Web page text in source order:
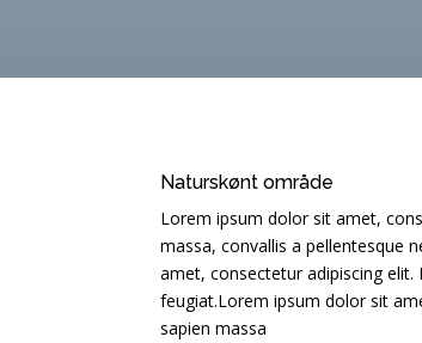
Naturskønt område
Lorem ipsum dolor sit amet,
massa, convallis a pellentesque
amet, consectetur adipiscing
feugiat.Lorem ipsum dolor sit
sapien massa